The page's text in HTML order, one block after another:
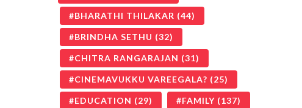
BHARATHI THILAKAR (44)
BRINDHA SETHU (32)
CHITRA RANGARAJAN (31)
CINEMAVUKKU VAREEGALA? (25)
EDUCATION (29) FAMILY (137)